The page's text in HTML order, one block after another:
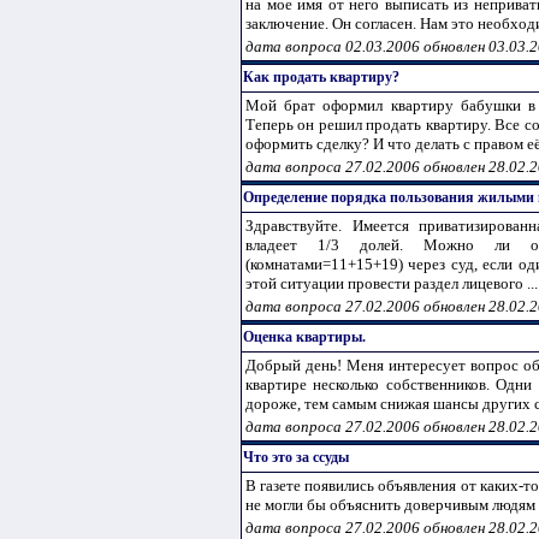
на мое имя от него выписать из
заключение. Он согласен. Нам это
дата вопроса 02.03.2006 обновлен
Как продать квартиру?
Мой брат оформил квартиру бабушки в
Теперь он решил продать квартиру. Все
оформить сделку? И что делать с правом
дата вопроса 27.02.2006 обновлен
Определение порядка пользования
Здравствуйте. Имеется
владеет 1/3 долей. Можно ли
(комнатами=11+15+19) через суд, если
этой ситуации провести раздел лицевого ...
дата вопроса 27.02.2006 обновлен
Оценка квартиры.
Добрый день! Меня интересует вопрос
квартире несколько собственников.
дороже, тем самым снижая шансы других
дата вопроса 27.02.2006 обновлен
Что это за ссуды
В газете появились объявления от
не могли бы объяснить доверчивым людям
дата вопроса 27.02.2006 обновлен